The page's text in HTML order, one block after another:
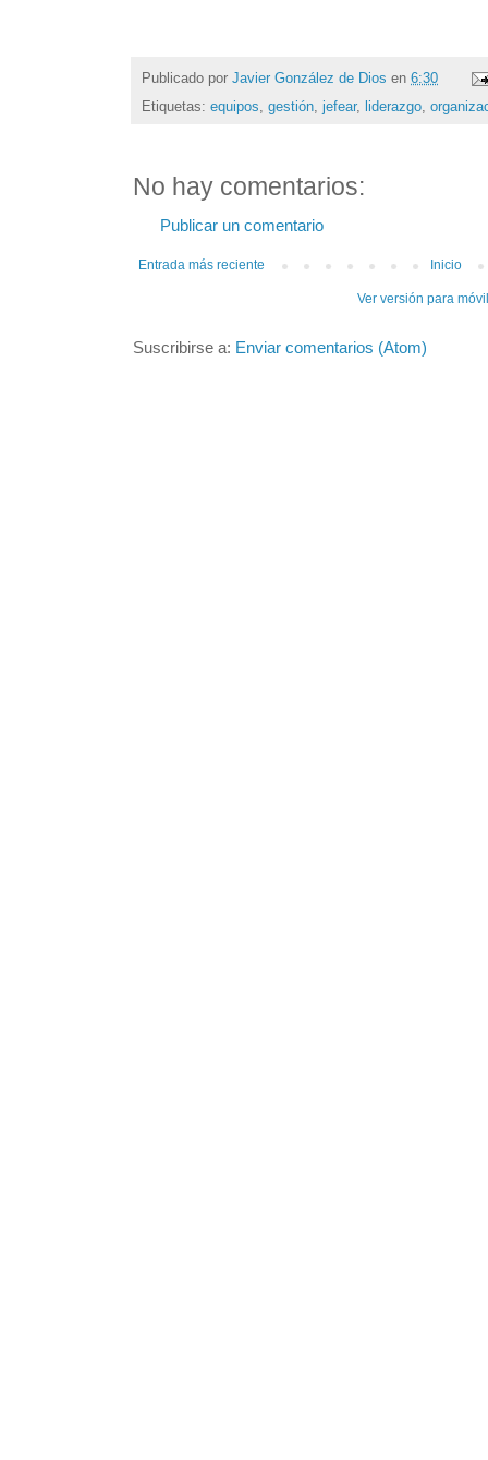
Publicado por Javier González de Dios en 6:30
Etiquetas: equipos, gestión, jefear, liderazgo,
No hay comentarios:
Publicar un comentario
Entrada más reciente Inicio
Ver versión para
Suscribirse a: Enviar comentarios (Atom)